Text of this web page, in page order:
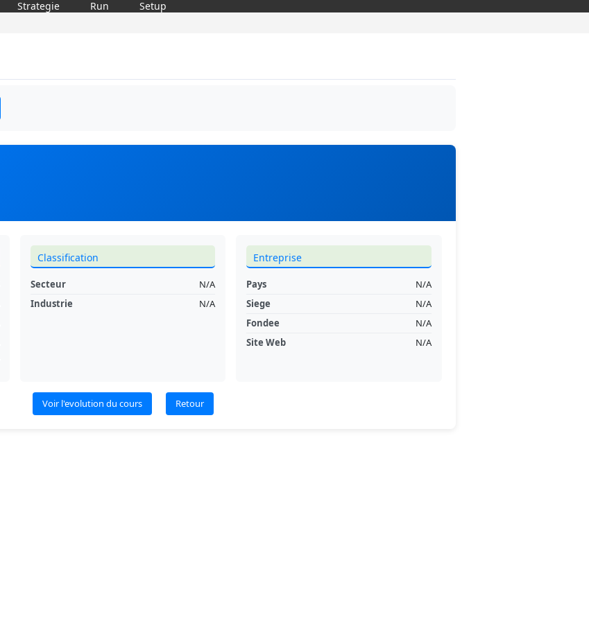
Strategie Run Setup
Classification
Secteur
N/A
Industrie
N/A
Entreprise
Pays
N/A
Siege
N/A
Fondee
N/A
Site Web
N/A
Voir l'evolution du cours Retour